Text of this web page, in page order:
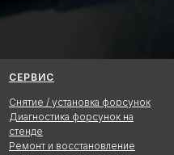
СЕРВИС
Снятие / установка форсунок
Диагностика форсунок на
стенде
Ремонт и восстановление